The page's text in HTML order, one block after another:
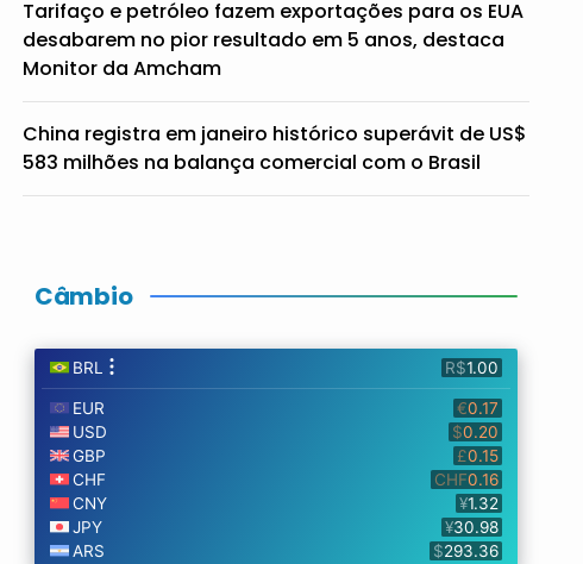
Tarifaço e petróleo fazem exportações para os EUA
desabarem no pior resultado em 5 anos, destaca
Monitor da Amcham
China registra em janeiro histórico superávit de US$
583 milhões na balança comercial com o Brasil
Câmbio